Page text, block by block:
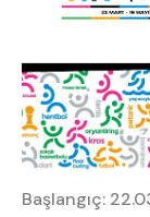
Başlangıç: